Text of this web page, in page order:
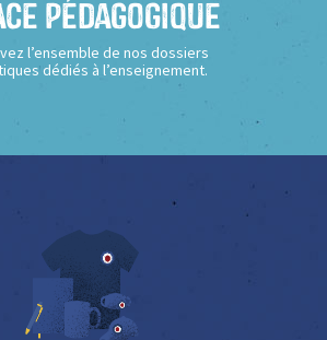
Pédagogique
l’ensemble de nos dossiers
dédiés à l’enseignement.